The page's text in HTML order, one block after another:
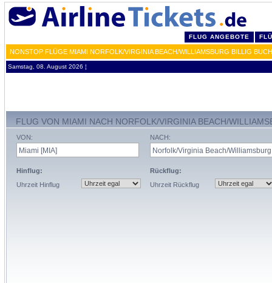
FLUG ANGEBOTE
NONSTOP FLÜGE MIAMI NORFOLK/VIRGINIA BEACH/WILLIAMSBURG BILLIG
Samstag, 08. August 2026 ¦
FLUG VON MIAMI NACH NORFOLK/VIRGINIA BEACH/
VON:
Hinflug:
Uhrzeit Hinflug
NACH:
Rückflug:
Uhrzeit Rückflug